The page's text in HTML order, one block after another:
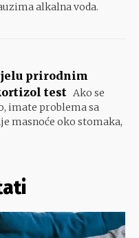
alkalna voda.
prirodnim
test Ako se
imate problema sa
masnoće oko stomaka,